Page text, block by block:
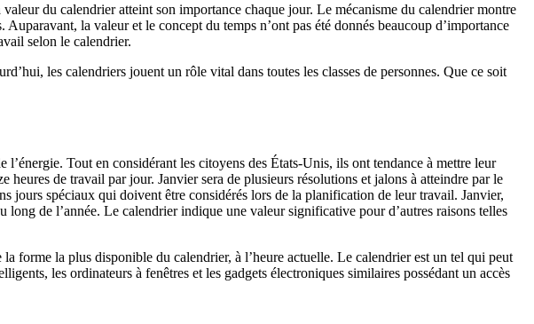
du calendrier atteint son importance chaque jour. Le mécanisme du calendrier montre
la valeur et le concept du temps n’ont pas été donnés beaucoup d’importance
selon le calendrier.
les calendriers jouent un rôle vital dans toutes les classes de personnes. Que ce soit
Tout en considérant les citoyens des États-Unis, ils ont tendance à mettre leur
heures de travail par jour. Janvier sera de plusieurs résolutions et jalons à atteindre par le
jours spéciaux qui doivent être considérés lors de la planification de leur travail. Janvier,
de l’année. Le calendrier indique une valeur significative pour d’autres raisons telles
forme la plus disponible du calendrier, à l’heure actuelle. Le calendrier est un tel qui peut
les ordinateurs à fenêtres et les gadgets électroniques similaires possédant un accès